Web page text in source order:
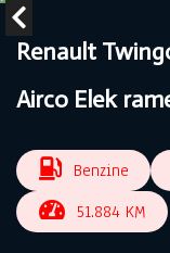
Renault
Airco Elek
Benzine
51.884 KM